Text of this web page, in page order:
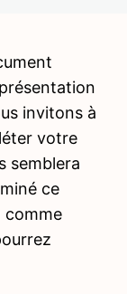
SOIN
invitons à
votre
semblera
ce
comme